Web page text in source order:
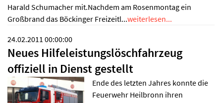
Harald Schumacher mit.Nachdem am Rosenmontag ein
Großbrand das Böckinger Freizeitl...weiterlesen...
24.02.2011 00:00:00
Neues Hilfeleistungslöschfahrzeug
offiziell in Dienst gestellt
Ende des letzten Jahres konnte die
Feuerwehr Heilbronn ihren